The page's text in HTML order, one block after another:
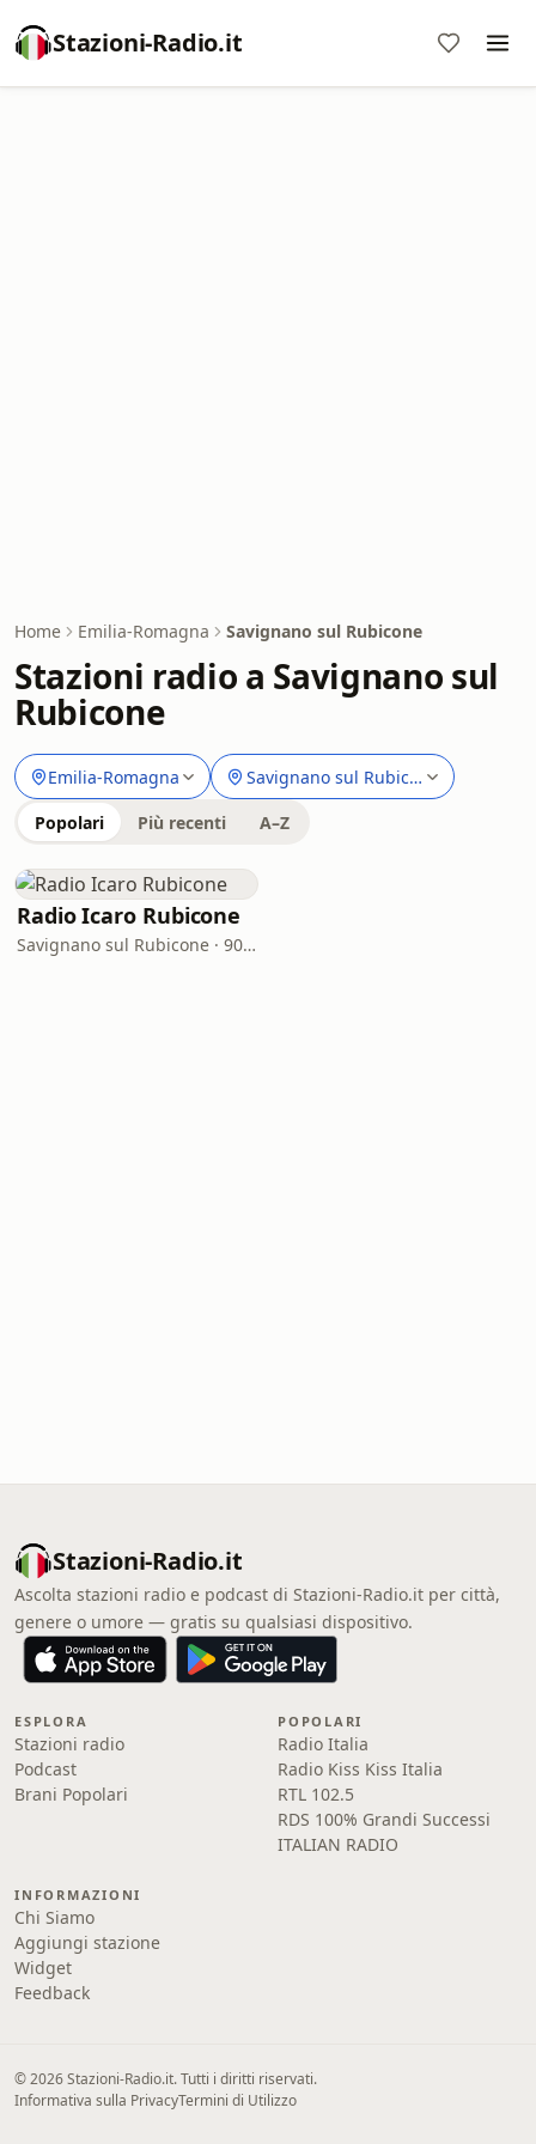
Stazioni-Radio.it
Home Emilia-Romagna Savignano sul Rubicone
Stazioni radio a Savignano sul
Rubicone
Emilia-Romagna Savignano sul Rubicone
Popolari Più recenti A–Z
Radio Icaro Rubicone
Savignano sul Rubicone · 90.0 FM
Stazioni-Radio.it
Ascolta stazioni radio e podcast di Stazioni-Radio.it per città,
genere o umore — gratis su qualsiasi dispositivo.
ESPLORA
Stazioni radio
Podcast
Brani Popolari
POPOLARI
Radio Italia
Radio Kiss Kiss Italia
RTL 102.5
RDS 100% Grandi Successi
ITALIAN RADIO
INFORMAZIONI
Chi Siamo
Aggiungi stazione
Widget
Feedback
© 2026 Stazioni-Radio.it. Tutti i diritti riservati.
Informativa sulla PrivacyTermini di Utilizzo